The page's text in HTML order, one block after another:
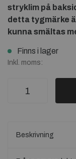
stryklim på
detta tygmärke
kunna smältas
Finns i lager
Inkl. moms:
Beskrivning